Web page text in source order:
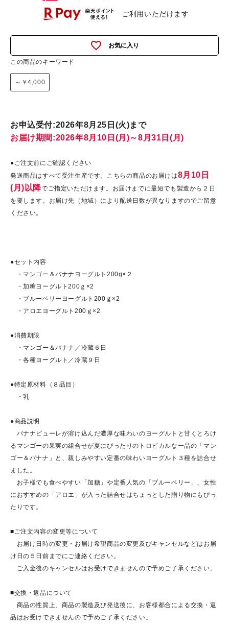
ご利用いただけます
favorite_outline
この商品のキーワード
～￥4,000
お申込受付:2026年8月25日(火)まで
お届け期間:2026年8月10日(月)～8月31日(月)
●ご注文前にご確認ください
発送商品はすべて受注生産です。こちらの商品のお届けは8月10日
(月)以降でご指定いただけます。お届けまでに最短でも製造から２日
を要します。お届け先（地域）により配送日数が異なりますのでご留意
ください。
●セット内容
・マンゴー＆バナナヨーグルト200g×２
・加糖ヨーグルト200ｇ×2
・ブルーベリーヨーグルト200ｇ×2
・アロエヨーグルト200ｇ×2
●消費期限
・マンゴー＆バナナ／冷蔵６日
・各種ヨーグルト／冷蔵９日
●特定原材料（８品目）
・乳
●商品説明
バナナピューレが溶け込んだ濃厚な味わいのヨーグルトと甘くとろけ
るマンゴーの果実の組合せが夏にぴったりのトロピカルな一品の「マン
ゴー＆バナナ」と、親しみやすい定番の味わいヨーグルト３種を詰合せ
ました。
お子様でも食べやすい「加糖」や定番人気の「ブルーベリー」、女性
におすすめの「アロエ」が入った詰合せはちょっとした贈り物にもぴっ
たりです。
■ご注文内容の変更等について
お届け日時の変更・お届け希望商品の変更及びキャンセルなどはお届
け日の５日前までにご連絡ください。
ご入金後のキャンセルはお受けできませんので予めご了承ください。
■交換・返品について
商品の性質上、商品の製造及び発送後に、お客様都合による交換・返
品はお受けできませんので予めご了承ください。